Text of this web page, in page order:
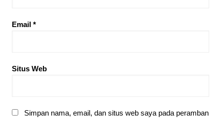
Email *
Situs Web
Simpan nama, email, dan situs web saya pada peramban